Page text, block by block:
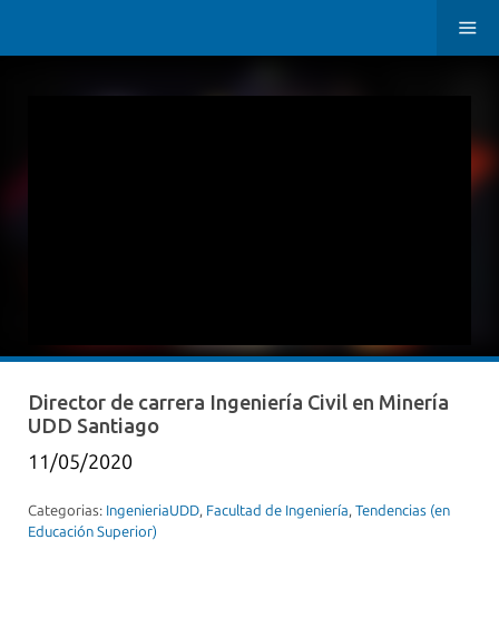
Director de carrera Ingeniería Civil en Minería
UDD Santiago
11/05/2020
Categorias: IngenieriaUDD, Facultad de Ingeniería, Tendencias (en
Educación Superior)